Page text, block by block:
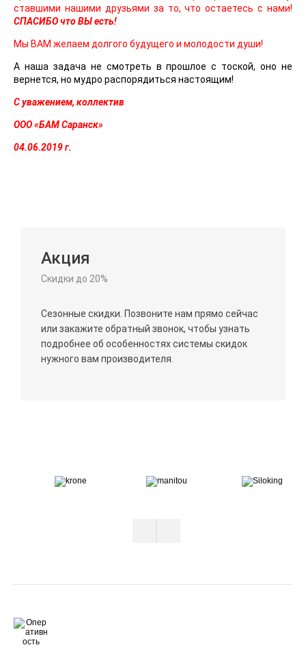
ставшими нашими друзьями за то, что остаетесь с нами!
СПАСИБО что ВЫ есть!
Мы ВАМ желаем долгого будущего и молодости души!
А наша задача не смотреть в прошлое с тоской, оно не
вернется, но мудро распорядиться настоящим!
С уважением, коллектив
ООО «БАМ Саранск»
04.06.2019 г.
Акция
Скидки до 20%
Сезонные скидки. Позвоните нам прямо сейчас
или закажите обратный звонок, чтобы узнать
подробнее об особенностях системы скидок
нужного вам производителя.